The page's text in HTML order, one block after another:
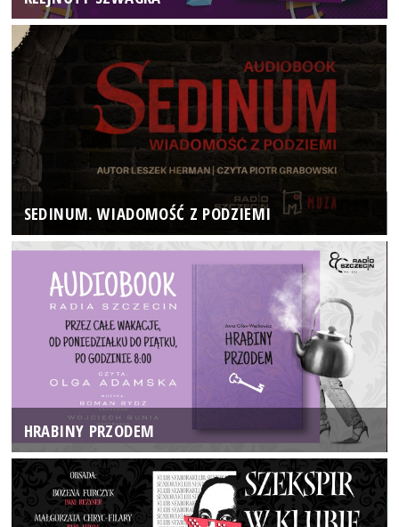
SEDINUM. WIADOMOŚĆ Z PODZIEMI
HRABINY PRZODEM